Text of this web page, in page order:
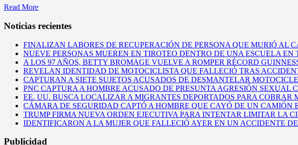
Read More
Noticias recientes
FINALIZAN LABORES DE RECUPERACIÓN DE PERSONA QUE MURIÓ AL
NUEVE PERSONAS MUEREN EN TIROTEO DENTRO DE UNA ESCUELA
A LOS 97 AÑOS, BETTY BROMAGE VUELVE A ROMPER RÉCORD
REVELAN IDENTIDAD DE MOTOCICLISTA QUE FALLECIÓ TRAS
CAPTURAN A SIETE SUJETOS ACUSADOS DE DESMANTELAR
PNC CAPTURA A HOMBRE ACUSADO DE PRESUNTA AGRESIÓN
EE. UU. BUSCA LOCALIZAR A MIGRANTES DEPORTADOS PARA COBRAR
CÁMARA DE SEGURIDAD CAPTÓ A HOMBRE QUE CAYÓ DE UN
TRUMP FIRMA NUEVA ORDEN EJECUTIVA PARA INTENTAR LIMITAR LA
IDENTIFICARON A LA MUJER QUE FALLECIÓ AYER EN UN ACCIDENTE
Publicidad